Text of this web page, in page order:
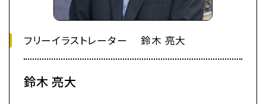
フリーイラストレーター 鈴木 亮大
鈴木 亮大